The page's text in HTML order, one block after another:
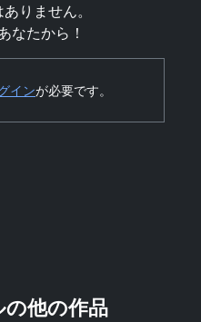
りません。
なたから！
インが必要です。
の他の作品